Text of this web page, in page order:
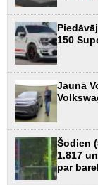
150
Jaunā
Šodien
1.817
par